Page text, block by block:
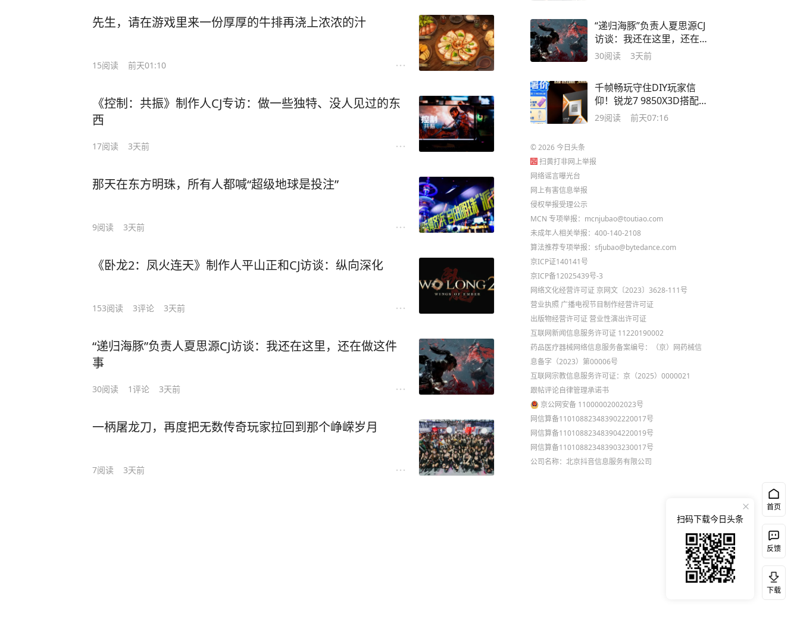
先生，请在游戏里来一份厚厚的牛排再浇上浓浓的汁
15阅读 前天01:10
《控制：共振》制作人CJ专访：做一些独特、没人见过的东
西
17阅读 3天前
那天在东方明珠，所有人都喊“超级地球是投注”
9阅读 3天前
《卧龙2：凤火连天》制作人平山正和CJ访谈：纵向深化
153阅读 3评论 3天前
“递归海豚”负责人夏思源CJ访谈：我还在这里，还在做这件
事
30阅读 1评论 3天前
一柄屠龙刀，再度把无数传奇玩家拉回到那个峥嵘岁月
7阅读 3天前
“递归海豚”负责人夏思源CJ
访谈：我还在这里，还在
做这件事
30阅读 3天前
千帧畅玩守住DIY玩家信
仰！锐龙7 9850X3D搭配
RX 9070XT
29阅读 前天07:16
©2026今日头条
扫黄打非网上举报
网络谣言曝光台
网上有害信息举报
侵权举报受理公示
MCN 专项举报：mcnjubao@toutiao.com
未成年人相关举报：400-140-2108
算法推荐专项举报：sfjubao@bytedance.com
京ICP证140141号
京ICP备12025439号-3
网络文化经营许可证 京网文〔2023〕3628-111号
营业执照 广播电视节目制作经营许可证
出版物经营许可证 营业性演出许可证
互联网新闻信息服务许可证 11220190002
药品医疗器械网络信息服务备案编号：（京）网药械信
息备字（2023）第00006号
互联网宗教信息服务许可证：京（2025）0000021
跟帖评论自律管理承诺书
京公网安备 11000002002023号
网信算备110108823483902220017号
网信算备110108823483904220019号
网信算备110108823483903230017号
公司名称：北京抖音信息服务有限公司
首页
反馈
下载
扫码下载今日头条